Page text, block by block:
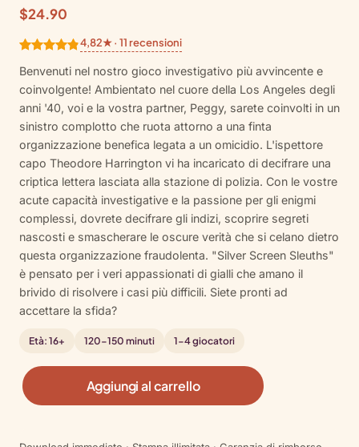
$24.90
su base
4,82★ · 11 recensioni
Benvenuti nel nostro gioco investigativo più avvincente e
coinvolgente! Ambientato nel cuore della Los Angeles degli
anni '40, voi e la vostra partner, Peggy, sarete coinvolti in un
sinistro complotto che ruota attorno a una finta
organizzazione benefica legata a un omicidio. L'ispettore
capo Theodore Harrington vi ha incaricato di decifrare una
criptica lettera lasciata alla stazione di polizia. Con le vostre
acute capacità investigative e la passione per gli enigmi
complessi, dovrete decifrare gli indizi, scoprire segreti
nascosti e smascherare le oscure verità che si celano dietro
questa organizzazione fraudolenta. "Silver Screen Sleuths"
è pensato per i veri appassionati di gialli che amano il
brivido di risolvere i casi più difficili. Siete pronti ad
accettare la sfida?
Età: 16+ 120-150 minuti 1-4 giocatori
S
Aggiungi al carrello